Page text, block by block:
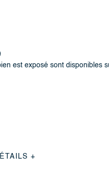
est exposé sont disponibles
+